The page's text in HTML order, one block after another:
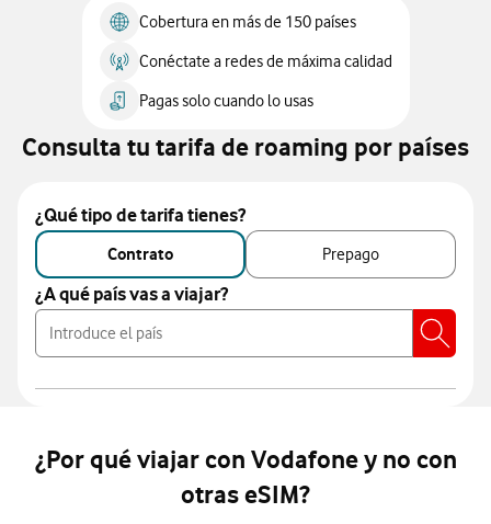
Cobertura en más de 150 países
Conéctate a redes de máxima calidad
Pagas solo cuando lo usas
Consulta tu tarifa de roaming por países
¿Qué tipo de tarifa tienes?
Contrato Prepago
¿A qué país vas a viajar?
Borrar
¿Por qué viajar con Vodafone y no con
otras eSIM?